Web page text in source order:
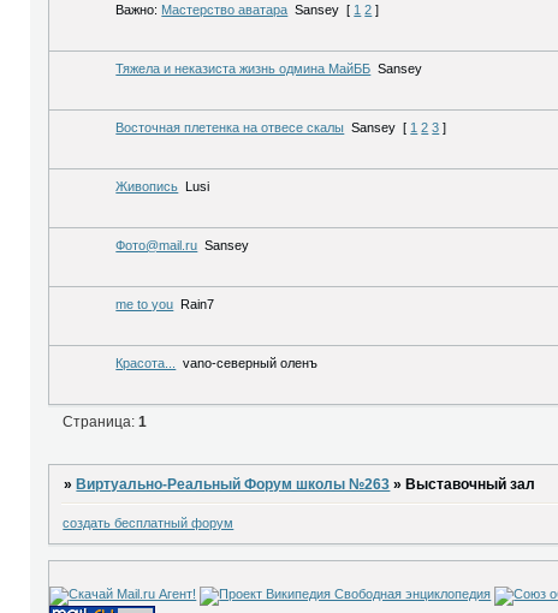
Важно: Мастерство аватара Sansey [ 1 2 ]
Тяжела и неказиста жизнь одмина МайББ Sansey
Восточная плетенка на отвесе скалы Sansey [ 1 2 3 ]
Живопись Lusi
Фото@mail.ru Sansey
me to you Rain7
Красота...
vano-северный оленъ
Страница:1
» Виртуально-Реальный Форум школы №263 » Выставочный зал
создать бесплатный форум